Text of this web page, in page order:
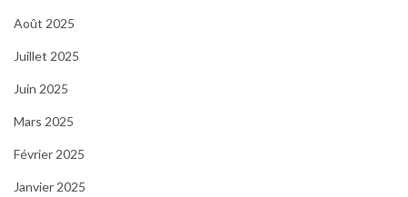
Août 2025
Juillet 2025
Juin 2025
Mars 2025
Février 2025
Janvier 2025